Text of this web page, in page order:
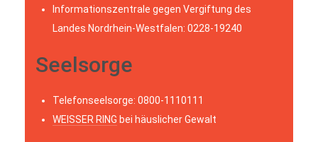
Informationszentrale gegen Vergiftung des
Landes Nordrhein-Westfalen: 0228-19240
Seelsorge
Telefonseelsorge: 0800-1110111
WEISSER RING bei häuslicher Gewalt